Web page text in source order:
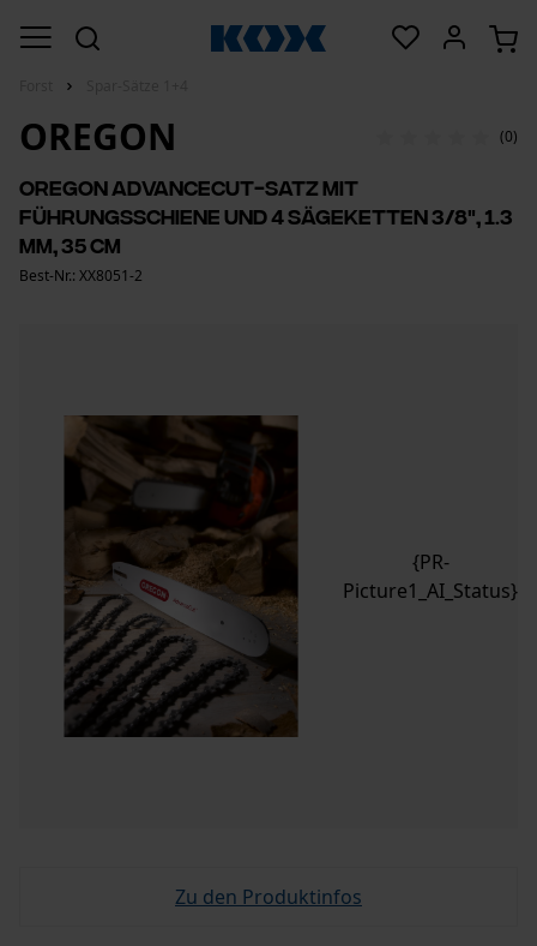
{PR-
Picture1_AI_Status}
OREGON (0)
Oregon AdvanceCut-Satz mit
Führungsschiene und 4 Sägeketten 3/8", 1.3
mm, 35 cm
Best-Nr.: XX8051-2
Zu den Produktinfos